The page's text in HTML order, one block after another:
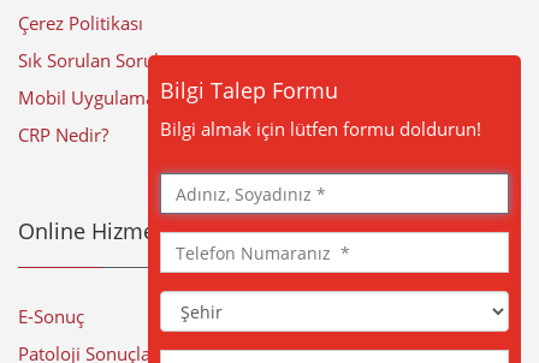
Bilgi Talep Formu
Bilgi almak için lütfen formu doldurun!
Adınız,
Soyadınız
Telefon
Numaranız
Şehir
Çerez Politikası
Sık Sorulan Sorular
Mobil Uygulama
CRP Nedir?
Online Hizmetler
E-Sonuç
Patoloji Sonuçları